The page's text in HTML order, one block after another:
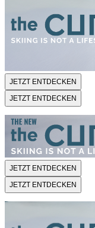
JETZT ENTDECKEN
JETZT ENTDECKEN
JETZT ENTDECKEN
JETZT ENTDECKEN